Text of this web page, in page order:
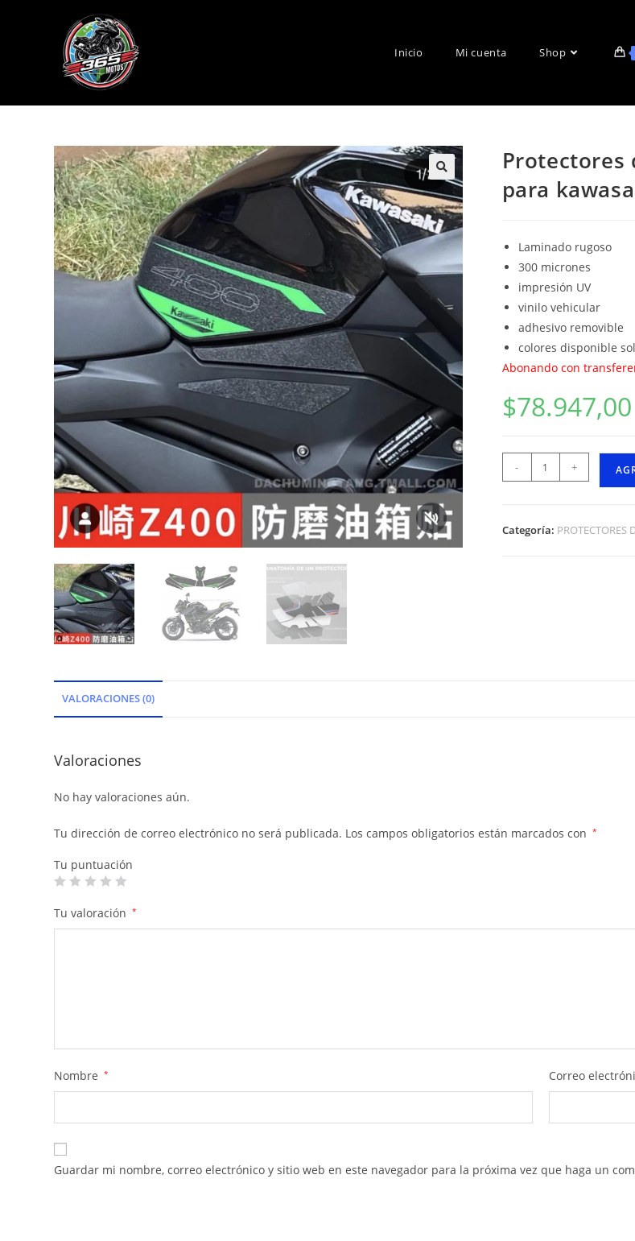
Inicio Mi cuenta Shop
🔍
Protectores
para
Laminado rugoso
300 micrones
impresión UV
vinilo vehicular
adhesivo removible
colores disponible
Abonando con
$78.947,00
- +
Categoría: PROTECTORES
VALORACIONES (0)
Valoraciones
No hay valoraciones aún.
Tu dirección de correo electrónico no será publicada. Los campos obligatorios están marcados con *
Tu puntuación
Tu valoración *
Nombre * Correo
Guardar mi nombre, correo electrónico y sitio web en este navegador para la próxima vez que haga un